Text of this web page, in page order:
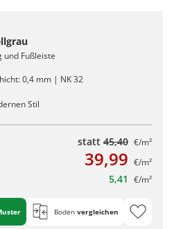
Fußleiste
0,4 mm | NK 32
Stil
statt 45,40 €/m²
39,99 €/m²
5,41 €/m²
Boden vergleichen